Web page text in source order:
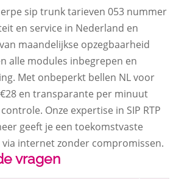
sip trunk tarieven 053 nummer
en service in Nederland en
maandelijkse opzegbaarheid
alle modules inbegrepen en
Met onbeperkt bellen NL voor
en transparante per minuut
Onze expertise in SIP RTP
geeft je een toekomstvaste
internet zonder compromissen.​
vragen